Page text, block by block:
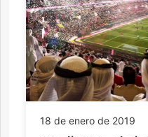
18 de enero de 2019